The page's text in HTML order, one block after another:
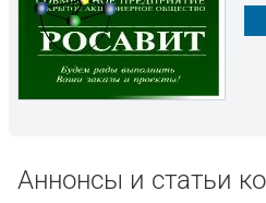
Аннонсы и статьи